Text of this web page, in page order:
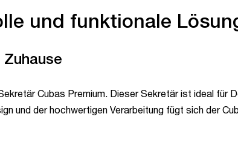
und funktionale
Cubas Premium. Dieser Sekretär ist ideal für
und der hochwertigen Verarbeitung fügt sich der